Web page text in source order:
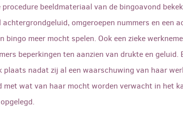
beeldmateriaal van de bingoavond
omgeroepen nummers en een
bingo meer mocht spelen. Ook een zieke
beperkingen ten aanzien van drukte en
plaats nadat zij al een waarschuwing van haar
wat van haar mocht worden verwacht in het